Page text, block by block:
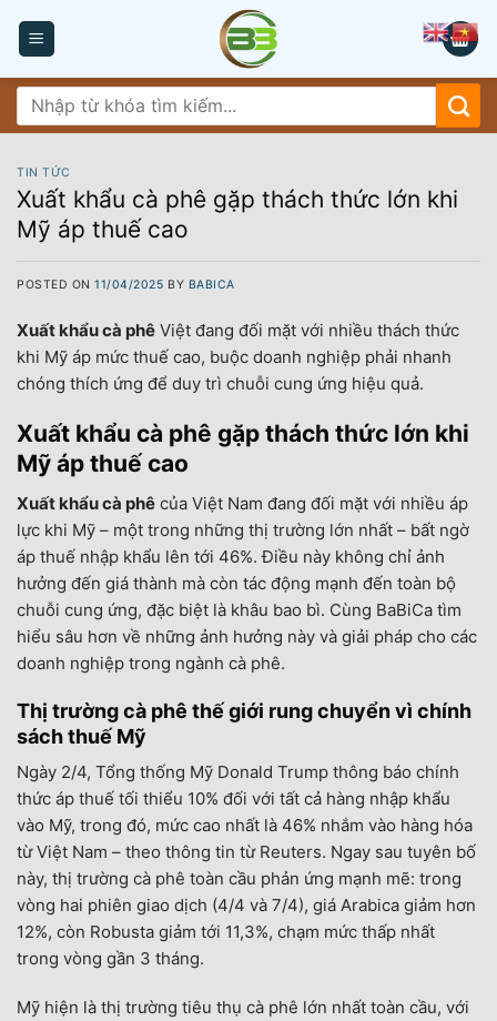
Tìm
kiếm:
TIN TỨC
Xuất khẩu cà phê gặp thách thức lớn khi
Mỹ áp thuế cao
POSTED ON11/04/2025 BY BABICA
Xuất khẩu cà phê Việt đang đối mặt với nhiều thách thức
khi Mỹ áp mức thuế cao, buộc doanh nghiệp phải nhanh
chóng thích ứng để duy trì chuỗi cung ứng hiệu quả.
Xuất khẩu cà phê gặp thách thức lớn khi
Mỹ áp thuế cao
Xuất khẩu cà phê của Việt Nam đang đối mặt với nhiều áp
lực khi Mỹ – một trong những thị trường lớn nhất – bất ngờ
áp thuế nhập khẩu lên tới 46%. Điều này không chỉ ảnh
hưởng đến giá thành mà còn tác động mạnh đến toàn bộ
chuỗi cung ứng, đặc biệt là khâu bao bì. Cùng BaBiCa tìm
hiểu sâu hơn về những ảnh hưởng này và giải pháp cho các
doanh nghiệp trong ngành cà phê.
Thị trường cà phê thế giới rung chuyển vì chính
sách thuế Mỹ
Ngày 2/4, Tổng thống Mỹ Donald Trump thông báo chính
thức áp thuế tối thiểu 10% đối với tất cả hàng nhập khẩu
vào Mỹ, trong đó, mức cao nhất là 46% nhắm vào hàng hóa
từ Việt Nam – theo thông tin từ Reuters. Ngay sau tuyên bố
này, thị trường cà phê toàn cầu phản ứng mạnh mẽ: trong
vòng hai phiên giao dịch (4/4 và 7/4), giá Arabica giảm hơn
12%, còn Robusta giảm tới 11,3%, chạm mức thấp nhất
trong vòng gần 3 tháng.
Mỹ hiện là thị trường tiêu thụ cà phê lớn nhất toàn cầu, với